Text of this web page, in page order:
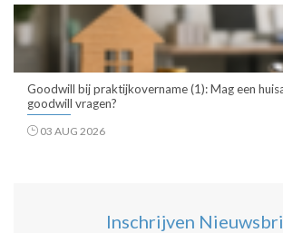
Goodwill bij praktijkovername (1): Mag een
goodwill vragen?
03 AUG 2026
Inschrijven